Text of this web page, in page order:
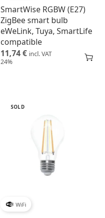
SmartWise RGBW (E27)
ZigBee smart bulb
eWeLink, Tuya, SmartLife
compatible
11,74€ incl. VAT
24%
SOLD
WiFi